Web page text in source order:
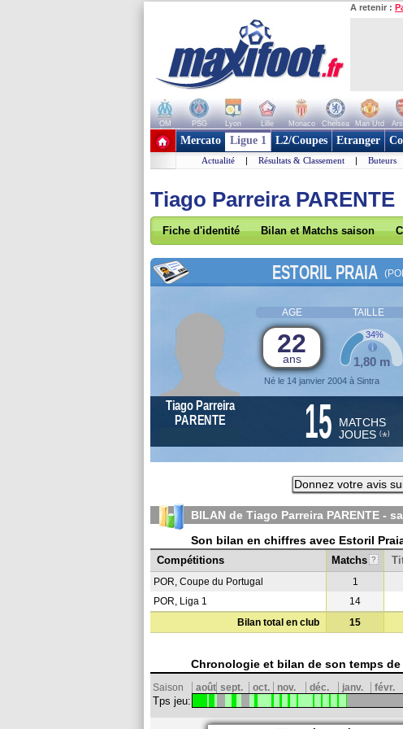
A retenir :
OM PSG Lyon Lille Monaco Chelsea Man Utd
+ de clubs
Mercato Ligue 1 L2/Coupes Etranger
Actualité | Résultats & Classement | Buteurs
Tiago Parreira PARENTE
Fiche d'identité Bilan et Matchs saison
ESTORIL PRAIA
AGE TAILLE
22
ans
Né le 14 janvier 2004 à Sintra
1,80 m
34%
Tiago Parreira
PARENTE
15 MATCHS
JOUES (*)
Donnez votre avis
BILAN de Tiago Parreira PARENTE -
Son bilan en chiffres avec Estoril
Compétitions
Matchs ?
POR, Coupe du Portugal 1
POR, Liga 1
14
Bilan total en club
15
Chronologie et bilan de son temps de
Saison août sept. oct. nov. déc. janv. févr.
Tps jeu: